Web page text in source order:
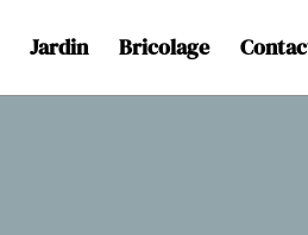
Jardin Bricolage